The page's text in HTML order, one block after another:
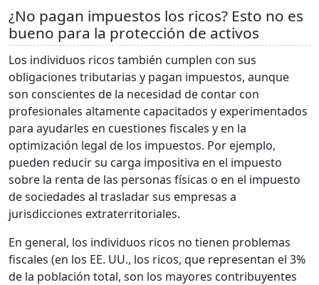
¿No pagan impuestos los ricos? Esto no es
bueno para la protección de activos
Los individuos ricos también cumplen con sus
obligaciones tributarias y pagan impuestos, aunque
son conscientes de la necesidad de contar con
profesionales altamente capacitados y experimentados
para ayudarles en cuestiones fiscales y en la
optimización legal de los impuestos. Por ejemplo,
pueden reducir su carga impositiva en el impuesto
sobre la renta de las personas físicas o en el impuesto
de sociedades al trasladar sus empresas a
jurisdicciones extraterritoriales.
En general, los individuos ricos no tienen problemas
fiscales (en los EE. UU., los ricos, que representan el 3%
de la población total, son los mayores contribuyentes